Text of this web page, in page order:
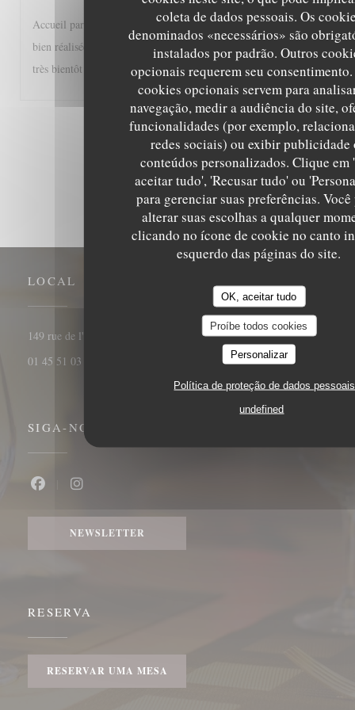
coleta de dados pessoais. Os
denominados «necessários» são
instalados por padrão. Outros
opcionais requerem seu consentimento.
cookies opcionais servem para
navegação, medir a audiência do site,
funcionalidades (por exemplo,
redes sociais) ou exibir publicidade
conteúdos personalizados. Clique em
aceitar tudo', 'Recusar tudo' ou
para gerenciar suas preferências. Você
alterar suas escolhas a qualquer
clicando no ícone de cookie no canto
esquerdo das páginas do site.
OK, aceitar tudo
Proíbe todos cookies
Personalizar
Política de proteção de dados pessoais
undefined
Accueil particulièrement sympathique, service diligent et efficace
bien réalisée, bref une adresse à recommander à tous les gourmands et
très bientôt donc. réalisée
1 2 3
LOCAL
149 rue de l'université 75007 Paris
((abre numa nova janela))
01 45 51 03 71
SIGA-NOS
NEWSLETTER
RESERVA
RESERVAR UMA MESA